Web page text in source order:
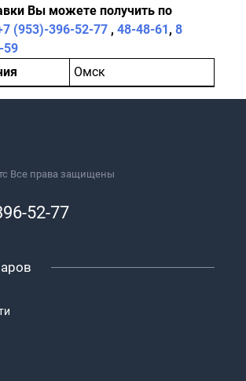
Вы можете получить по
(953)-396-52-77 , 48-48-61, 8
59
Омск
Все права защищены
52-77